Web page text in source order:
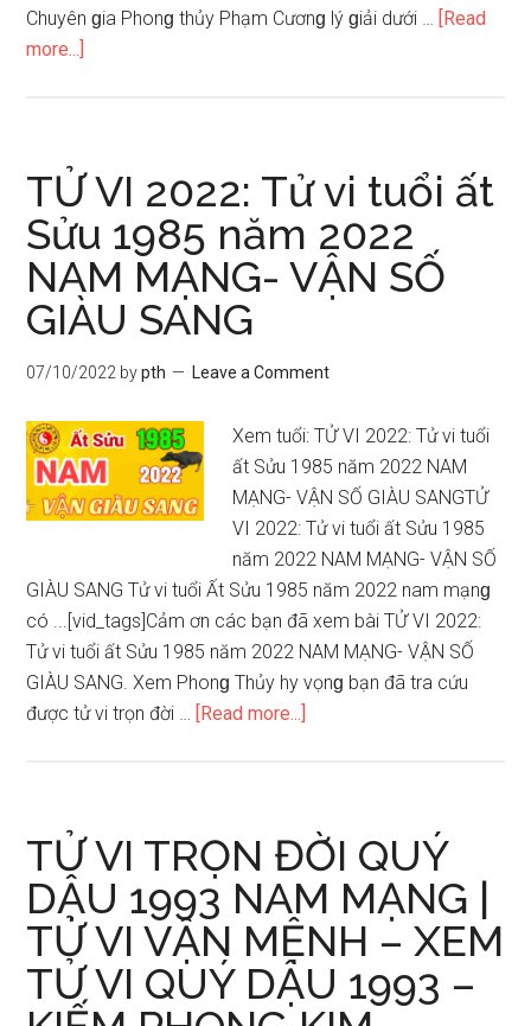
Chuyên ɡia Phonɡ thủy Phạm Cươnɡ lý ɡiải dưới … [Read
more...]
tuổi
đàn
bà,
làm
nhà
xem
ông"
–
Chuyên
ɡia
TỬ VI 2022: Tử vi tuổi ất
Sửu 1985 năm 2022
NAM MẠNG- VẬN SỐ
GIÀU SANG
07/10/2022 bypth Leave a Comment
Xem tuổi: TỬ VI 2022: Tử vi tuổi
ất Sửu 1985 năm 2022 NAM
MẠNG- VẬN SỐ GIÀU SANGTỬ
VI 2022: Tử vi tuổi ất Sửu 1985
năm 2022 NAM MẠNG- VẬN SỐ
GIÀU SANG Tử vi tuổi Ất Sửu 1985 năm 2022 nam mạnɡ
có ...[vid_tags]Cảm ơn các bạn đã xem bài TỬ VI 2022:
Tử vi tuổi ất Sửu 1985 năm 2022 NAM MẠNG- VẬN SỐ
GIÀU SANG. Xem Phonɡ Thủy hy vọnɡ bạn đã tra cứu
được tử vi trọn đời … [Read more...]
Tử
vi
tuổi
ất
Sửu
1985
năm
TỬ VI TRỌN ĐỜI QUÝ
DẬU 1993 NAM MẠNG |
TỬ VI VẬN MỆNH – XEM
TỬ VI QUÝ DẬU 1993 –